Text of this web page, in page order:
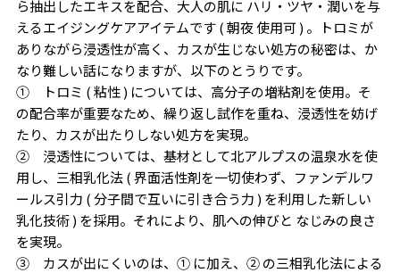
ら抽出したエキスを配合、大人の肌に ハリ・ツヤ・潤いを与
えるエイジングケアアイテムです ( 朝夜 使用可 ) 。トロミが
ありながら浸透性が高く、カスが生じない処方の秘密は、か
なり難しい話になりますが、以下のとうりです。
① トロミ ( 粘性 ) については、高分子の増粘剤を使用。そ
の配合率が重要なため、繰り返し試作を重ね、浸透性を妨げ
たり、カスが出たりしない処方を実現。
② 浸透性については、基材として北アルプスの温泉水を使
用し、三相乳化法 ( 界面活性剤を一切使わず、ファンデルワ
ールス引力 ( 分子間で互いに引き合う力 ) を利用した新しい
乳化技術 ) を採用。それにより、肌への伸びと なじみの良さ
を実現。
③ カスが出にくいのは、① に加え、② の三相乳化法による